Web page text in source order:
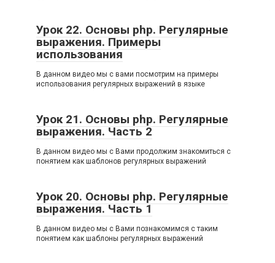
Урок 22. Основы php. Регулярные
выражения. Примеры
использования
В данном видео мы с вами посмотрим на примеры
использования регулярных выражений в языке
Урок 21. Основы php. Регулярные
выражения. Часть 2
В данном видео мы с Вами продолжим знакомиться с
понятием как шаблонов регулярных выражений
Урок 20. Основы php. Регулярные
выражения. Часть 1
В данном видео мы с Вами познакомимся с таким
понятием как шаблоны регулярных выражений